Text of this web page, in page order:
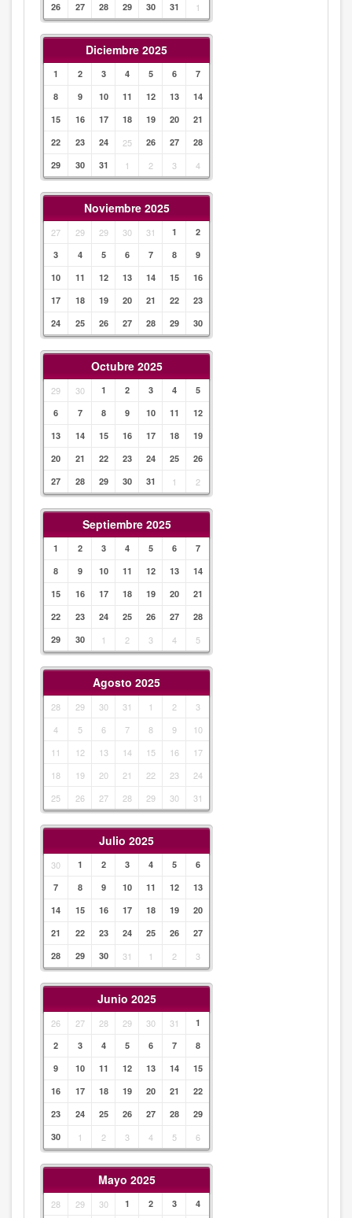
26
27 28 29 30 31 1
Diciembre 2025
1 2 3 4 5 6
7
8
9 10 11 12 13
14
15
16 17 18 19 20
21
22
23 24 25 26 27
28
29
30 31 1 2 3 4
Noviembre 2025
27 29 29 30 31 1
2
3
4 5 6 7 8
9
10
11 12 13 14 15
16
17
18 19 20 21 22
23
24
25 26 27 28 29 30
Octubre 2025
29 30 1 2 3 4
5
6
7 8 9 10 11
12
13
14 15 16 17 18
19
20
21 22 23 24 25
26
27
28 29 30 31 1 2
Septiembre 2025
1 2 3 4 5 6
7
8
9 10 11 12 13
14
15
16 17 18 19 20
21
22
23 24 25 26 27
28
29
30 1 2 3 4 5
Agosto 2025
28 29 30 31 1 2
3
4
5 6 7 8 9
10
11
12 13 14 15 16
17
18
19 20 21 22 23
24
25
26 27 28 29 30 31
Julio 2025
30 1 2 3 4 5
6
7
8 9 10 11 12
13
14
15 16 17 18 19
20
21
22 23 24 25 26
27
28
29 30 31 1 2 3
Junio 2025
26 27 28 29 30 31
1
2
3 4 5 6 7
8
9
10 11 12 13 14
15
16
17 18 19 20 21
22
23
24 25 26 27 28
29
30
1 2 3 4 5 6
Mayo 2025
28 29 30 1 2 3 4